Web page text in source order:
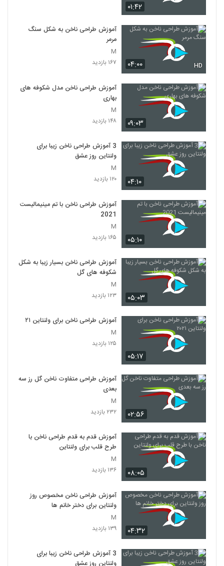
۰۱:۴۲
۰۴:۰۰ HD
آموزش طراحی ناخن به شکل سنگ
مرمر
M
۱۶۷ بازدید
۰۹:۰۳
آموزش طراحی ناخن مدل شکوفه های
بهاری
M
۱۴۸ بازدید
۰۴:۱۰
3 آموزش طراحی ناخن زیبا برای
ولنتاین روز عشق
M
۱۲۰ بازدید
۰۵:۱۰
آموزش طراحی ناخن با تم مینیمالیست
2021
M
۱۶۵ بازدید
۰۵:۰۳
آموزش طراحی ناخن بسیار زیبا به شکل
شکوفه های گل
M
۱۲۳ بازدید
۰۵:۱۷
آموزش طراحی ناخن برای ولنتاین ۲۰۲۱
M
۱۲۵ بازدید
۰۲:۵۶
آموزش طراحی متفاوت ناخن گل رز سه
بعدی
M
۲۳۲ بازدید
۰۸:۰۵
آموزش قدم به قدم طراحی ناخن با
طرح قلب برای ولنتاین
M
۱۳۶ بازدید
۰۴:۳۲
آموزش طراحی ناخن مخصوص روز
ولنتاین برای دختر خانم ها
M
۱۳۹ بازدید
3 آموزش طراحی ناخن زیبا برای
ولنتاین روز عشق